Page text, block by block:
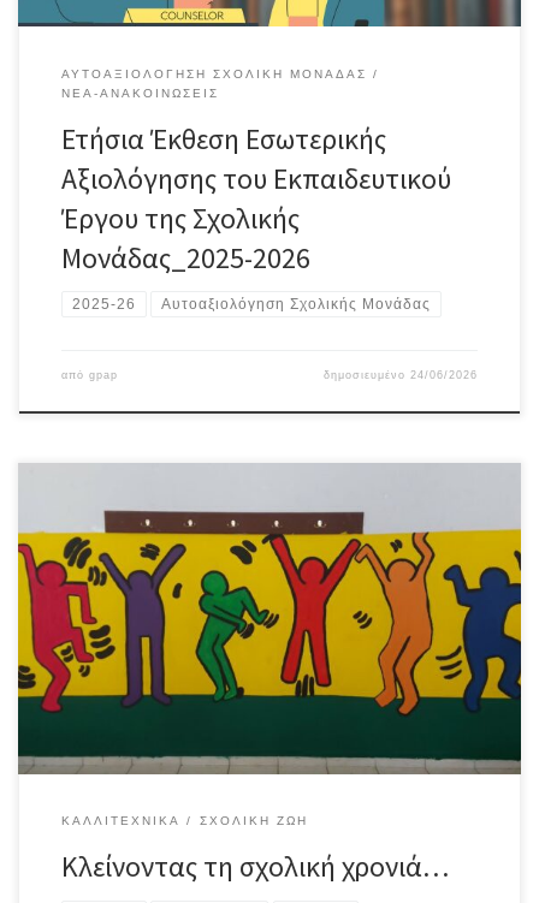
ΑΥΤΟΑΞΙΟΛΌΓΗΣΗ ΣΧΟΛΙΚΉ ΜΟΝΆΔΑΣ
ΝΈΑ-ΑΝΑΚΟΙΝΏΣΕΙΣ
Ετήσια Έκθεση Εσωτερικής
Αξιολόγησης του Εκπαιδευτικού
Έργου της Σχολικής
Μονάδας_2025-2026
2025-26 Αυτοαξιολόγηση Σχολικής Μονάδας
από gpap δημοσιευμένο 24/06/2026
Μια ακόμη όμορφη,δύσκολη, αλλά δημιουργική σχολική χρονιά
ολοκληρώνεται. Στη διάρκειά της μάθαμε, πειραματιστήκαμε,
δημιουργήσαμε, συνεργαστήκαμε και μοιραστήκαμε πολλές
ξεχωριστές στιγμές.Την αποχαιρετούμε με τις τοιχογραφίες που
ολοκληρώσαμε μαζί, αφήνοντας το δικό μας πολύχρωμο
αποτύπωμα στους χώρους του σχολείου. Κάθε πινελιά κρύβει
ιδέες, φαντασία, προσπάθεια και τη χαρά της δημιουργίας που
μας […]
ΚΑΛΛΙΤΕΧΝΙΚΆ ΣΧΟΛΙΚΉ ΖΩΉ
Κλείνοντας τη σχολική χρονιά…